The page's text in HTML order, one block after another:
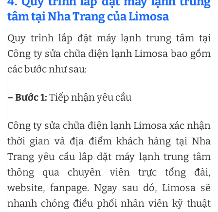
tâm tại Nha Trang của Limosa
Quy trình lắp đặt máy lạnh trung tâm tại
Công ty sửa chữa điện lạnh Limosa bao gồm
các bước như sau:
– Bước 1: Tiếp nhận yêu cầu
Công ty sửa chữa điện lạnh Limosa xác nhận
thời gian và địa điểm khách hàng tại Nha
Trang yêu cầu lắp đặt máy lạnh trung tâm
thông qua chuyên viên trực tổng đài,
website, fanpage. Ngay sau đó, Limosa sẽ
nhanh chóng điều phối nhân viên kỹ thuật